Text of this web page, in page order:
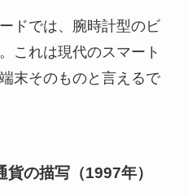
ドでは、腕時計型のビ
これは現代のスマート
末そのものと言えるで
の描写（1997年）